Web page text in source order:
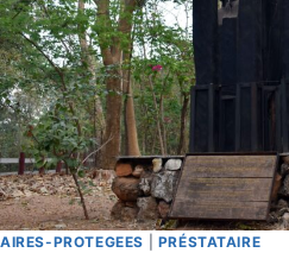
AIRES-PROTEGEES PRÉSTATAIRE